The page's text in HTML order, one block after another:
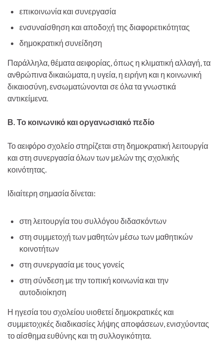
επικοινωνία και συνεργασία
ενσυναίσθηση και αποδοχή της διαφορετικότητας
δημοκρατική συνείδηση
Παράλληλα, θέματα αειφορίας, όπως η κλιματική αλλαγή, τα
ανθρώπινα δικαιώματα, η υγεία, η ειρήνη και η κοινωνική
δικαιοσύνη, ενσωματώνονται σε όλα τα γνωστικά
αντικείμενα.
Β. Το κοινωνικό και οργανωσιακό πεδίο
Το αειφόρο σχολείο στηρίζεται στη δημοκρατική λειτουργία
και στη συνεργασία όλων των μελών της σχολικής
κοινότητας.
Ιδιαίτερη σημασία δίνεται:
στη λειτουργία του συλλόγου διδασκόντων
στη συμμετοχή των μαθητών μέσω των μαθητικών
κοινοτήτων
στη συνεργασία με τους γονείς
στη σύνδεση με την τοπική κοινωνία και την
αυτοδιοίκηση
Η ηγεσία του σχολείου υιοθετεί δημοκρατικές και
συμμετοχικές διαδικασίες λήψης αποφάσεων, ενισχύοντας
το αίσθημα ευθύνης και τη συλλογικότητα.